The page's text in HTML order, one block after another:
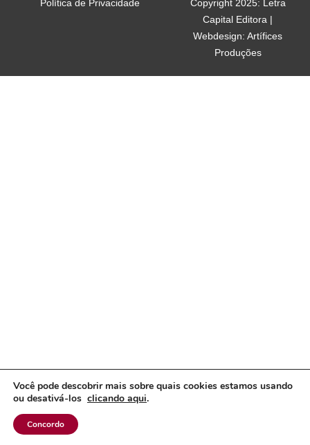
Copyright 2025: Letra
Capital Editora |
Webdesign: Artífices
Produções
Política de Privacidade
Você pode descobrir mais sobre quais cookies estamos usando
ou desativá-los clicando aqui.
Concordo